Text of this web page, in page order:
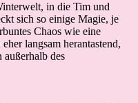
in die Tim und
sich so einige Magie, je
Chaos wie eine
langsam herantastend,
außerhalb des